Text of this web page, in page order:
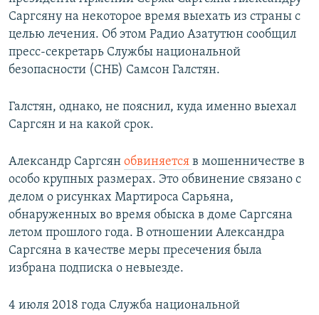
Саргсяну на некоторое время выехать из страны с
целью лечения. Об этом Радио Азатутюн сообщил
пресс-секретарь Службы национальной
безопасности (СНБ) Самсон Галстян.
Галстян, однако, не пояснил, куда именно выехал
Саргсян и на какой срок.
Александр Саргсян обвиняется в мошенничестве в
особо крупных размерах. Это обвинение связано с
делом о рисунках Мартироса Сарьяна,
обнаруженных во время обыска в доме Саргсяна
летом прошлого года. В отношении Александра
Саргсяна в качестве меры пресечения была
избрана подписка о невыезде.
4 июля 2018 года Служба национальной